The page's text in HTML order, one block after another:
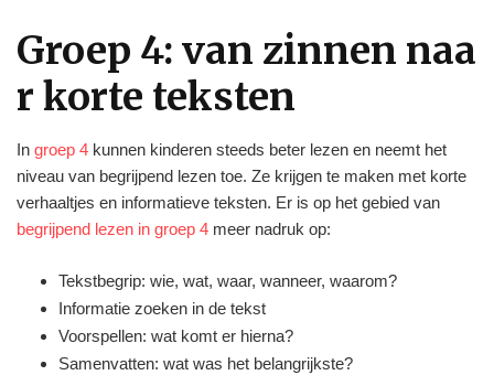
Groep 4: van zinnen naa
r korte teksten
In groep 4 kunnen kinderen steeds beter lezen en neemt het
niveau van begrijpend lezen toe. Ze krijgen te maken met korte
verhaaltjes en informatieve teksten. Er is op het gebied van
begrijpend lezen in groep 4 meer nadruk op:
Tekstbegrip: wie, wat, waar, wanneer, waarom?
Informatie zoeken in de tekst
Voorspellen: wat komt er hierna?
Samenvatten: wat was het belangrijkste?